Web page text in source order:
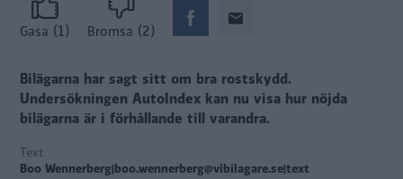
Gasa (1) Bromsa (2)
Bilägarna har sagt sitt om bra rostskydd.
Undersökningen AutoIndex kan nu visa hur nöjda
bilägarna är i förhållande till varandra.
Text
Boo Wennerberg|boo.wennerberg@vibilagare.se|text